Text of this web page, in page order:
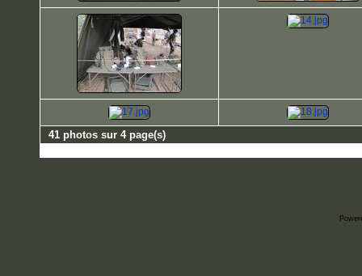
41 photos sur 4 page(s)